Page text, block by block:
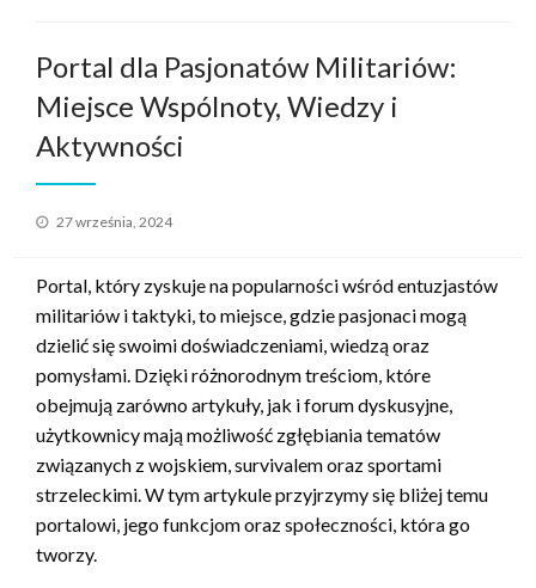
Portal dla Pasjonatów Militariów:
Miejsce Wspólnoty, Wiedzy i
Aktywności
Opublikowane
27 września, 2024
Portal, który zyskuje na popularności wśród entuzjastów
militariów i taktyki, to miejsce, gdzie pasjonaci mogą
dzielić się swoimi doświadczeniami, wiedzą oraz
pomysłami. Dzięki różnorodnym treściom, które
obejmują zarówno artykuły, jak i forum dyskusyjne,
użytkownicy mają możliwość zgłębiania tematów
związanych z wojskiem, survivalem oraz sportami
strzeleckimi. W tym artykule przyjrzymy się bliżej temu
portalowi, jego funkcjom oraz społeczności, która go
tworzy.